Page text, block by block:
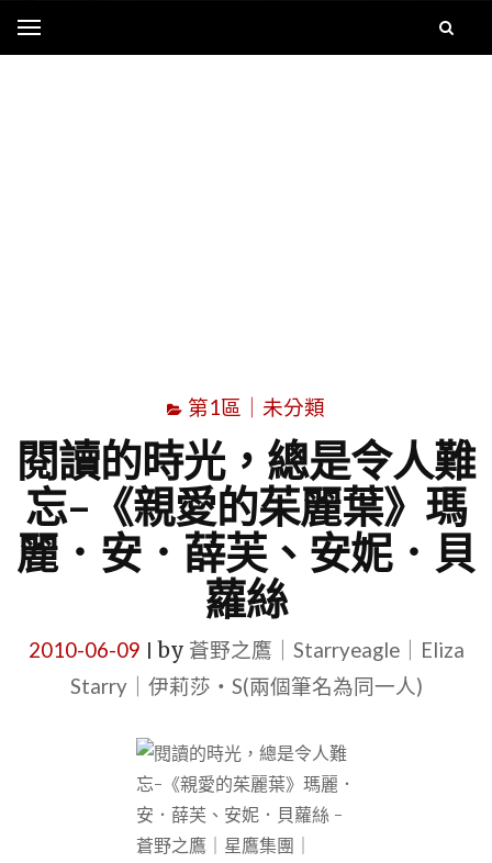
第1區｜未分類
閱讀的時光，總是令人難
忘–《親愛的茱麗葉》瑪
麗．安．薛芙、安妮．貝
蘿絲
2010-06-09 by 蒼野之鷹｜Starryeagle｜Eliza
Starry｜伊莉莎・S(兩個筆名為同一人)